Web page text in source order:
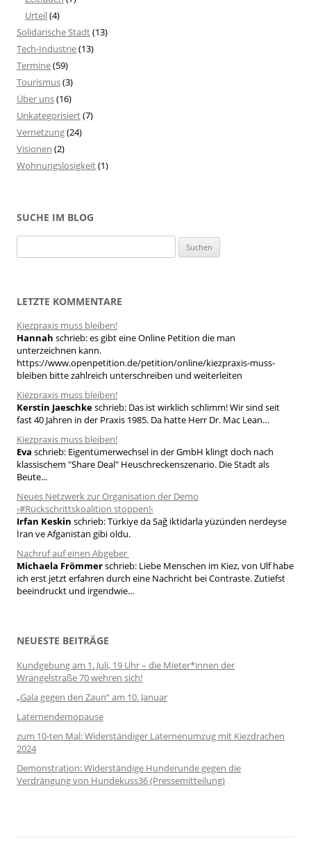
Urteil(4)
Solidarische Stadt(13)
Tech-Industrie(13)
Termine(59)
Tourismus(3)
Über uns(16)
Unkategorisiert(7)
Vernetzung(24)
Visionen (2)
Wohnungslosigkeit(1)
SUCHE IM BLOG
u
n
n
a
c
h
:
LETZTE KOMMENTARE
Kiezpraxis muss bleiben!
Hannah schrieb:es gibt eine Online Petition die man
unterzeichnen kann.
https://www.openpetition.de/petition/online/kiezpraxis-muss-
bleiben bitte zahlreich unterschreiben und weiterleiten
Kiezpraxis muss bleiben!
Kerstin Jaeschkeschrieb: Das ist wirklich schlimm! Wir sind seit
fast 40 Jahren in der Praxis 1985. Da hatte Herr Dr. Mac Lean…
Kiezpraxis muss bleiben!
Eva schrieb: Eigentümerwechsel in der GmbH klingt doch nach
klassischem "Share Deal" Heuschreckenszenario. Die Stadt als
Beute...
Neues Netzwerk zur Organisation der Demo
›#Rückschrittskoalition stoppen!‹
Irfan Keskin schrieb:Türkiye da Sağ iktidarla yüzünden nerdeyse
İran ve Afganistan gibi oldu.
Nachruf auf einen Abgeber
Michaela Frömmerschrieb: Liebe Menschen im Kiez, von Ulf habe
ich erst jetzt erfahren durch eine Nachricht bei Contraste. Zutiefst
beeindruckt und irgendwie…
NEUESTE BEITRÄGE
Kundgebung am 1. Juli, 19 Uhr – die Mieter*innen der
Wrangelstraße 70 wehren sich!
„Gala gegen den Zaun“ am 10. Januar
Laternendemopause
zum 10-ten Mal: Widerständiger Laternenumzug mit Kiezdrachen
2024
Demonstration: Widerständige Hunderunde gegen die
Verdrängung von Hundekuss36 (Pressemitteilung)